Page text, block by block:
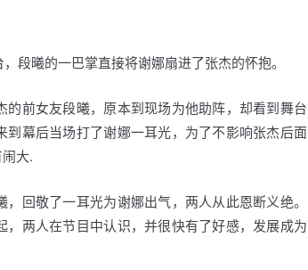
段曦的一巴掌直接将谢娜扇进了张杰的怀抱。
前女友段曦，原本到现场为他助阵，却看到舞台
到幕后当场打了谢娜一耳光，为了不影响张杰后面
大.
回敬了一耳光为谢娜出气，两人从此恩断义绝。
两人在节目中认识，并很快有了好感，发展成为